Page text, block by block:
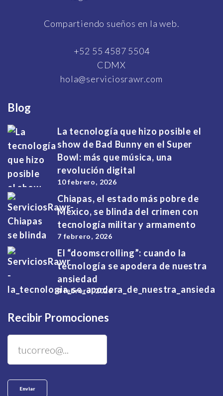
Compartiendo sueños en la web.
+52 55 4587 5504
CDMX
hola@serviciosrawr.com
Blog
La tecnología que hizo posible el
show de Bad Bunny en el Super
Bowl: más que música, una
revolución digital
10 febrero, 2026
Chiapas, el estado más pobre de
México, se blinda del crimen con
tecnología militar y armamento
7 febrero, 2026
El “doomscrolling”: cuando la
tecnología se apodera de nuestra
ansiedad
4 febrero, 2026
Recibir Promociones